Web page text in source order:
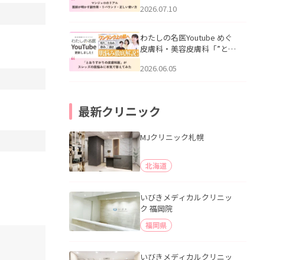
医師が明かす副作用・リバ
公開いたしました。
2026.07.10
わたしの名医Youtube めぐ
皮膚科・美容皮膚科「”とお
ッズの肌悩みに本気で答え
2026.06.05
最新クリニック
MJクリニック札幌
北海道
いびきメディカルクリニッ
ク 福岡院
福岡県
いびきメディカルクリニッ